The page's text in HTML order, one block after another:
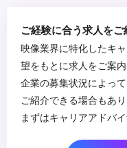
ご経験に合う求人をご
映像業界に特化したキ
望をもとに求人をご案内
企業の募集状況によっ
ご紹介できる場合もあり
まずはキャリアアドバ